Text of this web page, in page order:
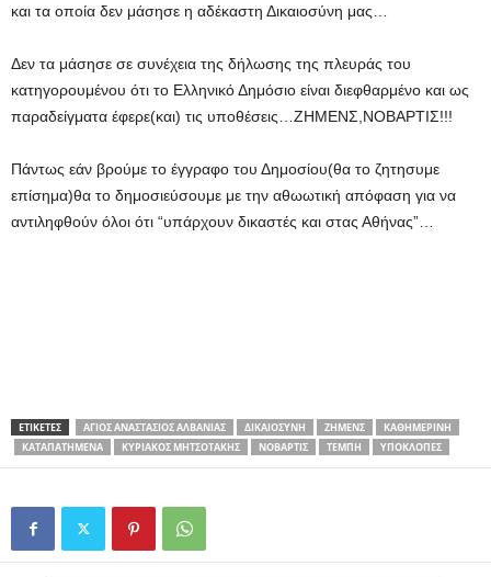
και τα οποία δεν μάσησε η αδέκαστη Δικαιοσύνη μας…
Δεν τα μάσησε σε συνέχεια της δήλωσης της πλευράς του
κατηγορουμένου ότι το Ελληνικό Δημόσιο είναι διεφθαρμένο και ως
παραδείγματα έφερε(και) τις υποθέσεις…ΖΗΜΕΝΣ,ΝΟΒΑΡΤΙΣ!!!
Πάντως εάν βρούμε το έγγραφο του Δημοσίου(θα το ζητησυμε
επίσημα)θα το δημοσιεύσουμε με την αθωωτική απόφαση για να
αντιληφθούν όλοι ότι “υπάρχουν δικαστές και στας Αθήνας”…
ΕΤΙΚΕΤΕΣ ΑΓΙΟΣ ΑΝΑΣΤΆΣΙΟΣ ΑΛΒΑΝΊΑΣ ΔΙΚΑΙΟΣΥΝΗ ΖΗΜΕΝΣ
ΚΑΘΗΜΕΡΙΝΗ
ΚΑΤΑΠΑΤΗΜΈΝΑ
ΚΥΡΙΑΚΟΣ ΜΗΤΣΟΤΑΚΗΣ ΝΟΒΑΡΤΙΣ ΤΈΜΠΗ ΥΠΟΚΛΟΠΈΣ